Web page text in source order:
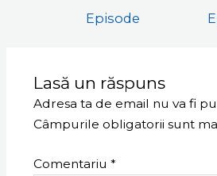
Episode
Lasă un răspuns
Adresa ta de email nu va fi
Câmpurile obligatorii sunt
Comentariu *